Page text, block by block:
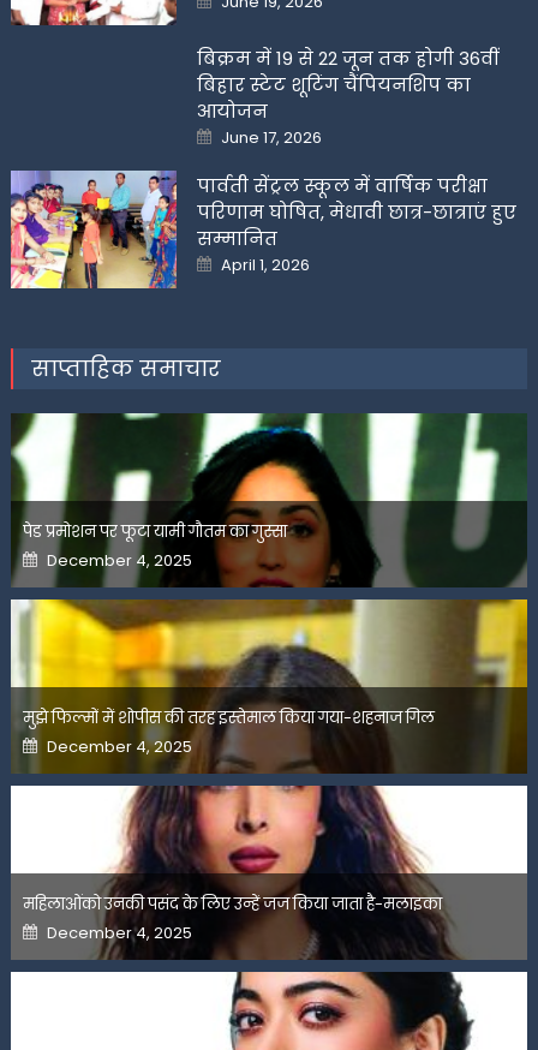
on
बिक्रम में 19 से 22 जून तक होगी 36वीं
बिहार स्टेट शूटिंग चैंपियनशिप का
आयोजन
Posted
on
June 17, 2026
पार्वती सेंट्रल स्कूल में वार्षिक परीक्षा
परिणाम घोषित, मेधावी छात्र-छात्राएं हुए
सम्मानित
Posted
on
April 1, 2026
साप्ताहिक समाचार
पेड प्रमोशन पर फूटा यामी गौतम का गुस्सा
Posted
on
December 4, 2025
मुझे फिल्मों में शोपीस की तरह इस्तेमाल किया गया-शहनाज गिल
Posted
on
December 4, 2025
महिलाओंको उनकी पसंद के लिए उन्हें जज किया जाता है-मलाइका
Posted
on
December 4, 2025